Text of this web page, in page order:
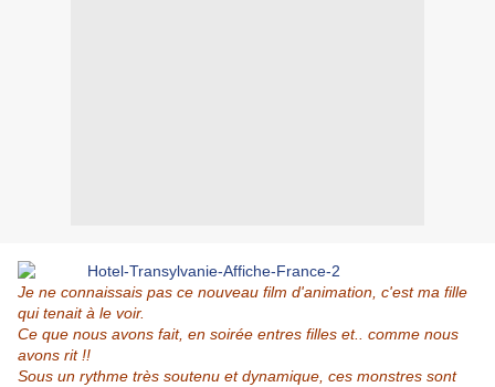
Je ne connaissais pas ce nouveau film d'animation, c'est ma fille
qui tenait à le voir.
Ce que nous avons fait, en soirée entres filles et.. comme nous
avons rit !!
Sous un rythme très soutenu et dynamique, ces monstres sont